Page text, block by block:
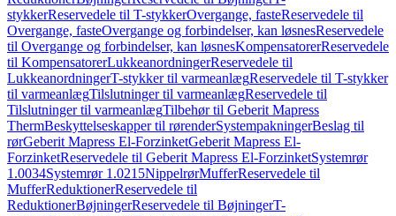
stykkerReservedele til T-stykkerOvergange, fasteReservedele til
Overgange, fasteOvergange og forbindelser, kan løsnesReservedele
til Overgange og forbindelser, kan løsnesKompensatorerReservedele
til KompensatorerLukkeanordningerReservedele til
LukkeanordningerT-stykker til varmeanlægReservedele til T-stykker
til varmeanlægTilslutninger til varmeanlægReservedele til
Tilslutninger til varmeanlægTilbehør til Geberit Mapress
ThermBeskyttelseskapper til rørenderSystempakningerBeslag til
rørGeberit Mapress El-ForzinketGeberit Mapress El-
ForzinketReservedele til Geberit Mapress El-ForzinketSystemrør
1.0034Systemrør 1.0215NippelrørMufferReservedele til
MufferReduktionerReservedele til
ReduktionerBøjningerReservedele til BøjningerT-